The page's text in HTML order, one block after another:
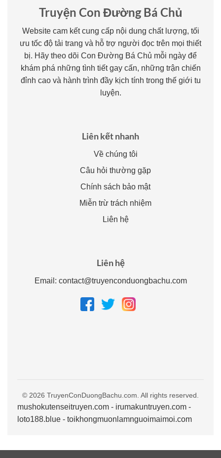
Truyện Con Đường Bá Chủ
Website cam kết cung cấp nội dung chất lượng, tối
ưu tốc độ tải trang và hỗ trợ người đọc trên mọi thiết
bị. Hãy theo dõi Con Đường Bá Chủ mỗi ngày để
khám phá những tình tiết gay cấn, những trận chiến
đỉnh cao và hành trình đầy kịch tính trong thế giới tu
luyện.
Liên kết nhanh
Về chúng tôi
Câu hỏi thường gặp
Chính sách bảo mật
Miễn trừ trách nhiệm
Liên hệ
Liên hệ
Email: contact@truyenconduongbachu.com
© 2026 TruyenConDuongBachu.com. All rights reserved.
mushokutenseitruyen.com - irumakuntruyen.com -
loto188.blue - toikhongmuonlamnguoimaimoi.com